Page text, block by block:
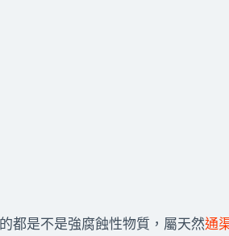
都是不是強腐蝕性物質，屬天然通